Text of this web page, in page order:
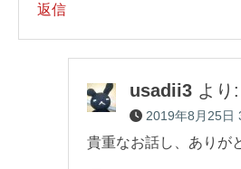
返信
usadii3 より:
2019年8月25日
貴重なお話し、ありが